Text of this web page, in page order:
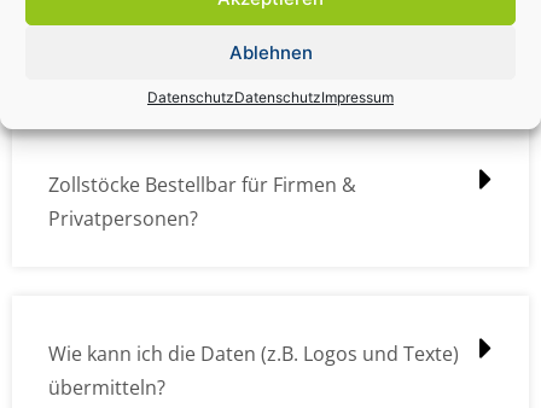
Ablehnen
DatenschutzDatenschutzImpressum
Zollstock Druckdatencheck / Profidatencheck
Zollstöcke Bestellbar für Firmen &
Privatpersonen?
Wie kann ich die Daten (z.B. Logos und Texte)
übermitteln?